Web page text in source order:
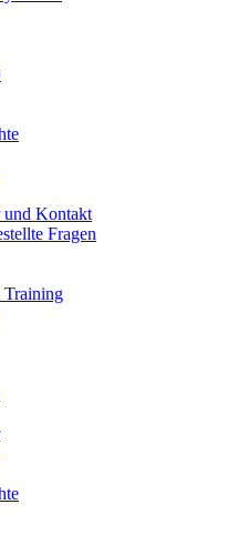
und Kontakt
Fragen
Training